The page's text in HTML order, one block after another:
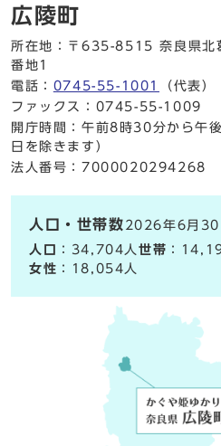
広陵町
所在地：〒635-8515 奈良県北
番地1
電話： 0745-55-1001
（代表）
ファックス：0745-55-1009
開庁時間：午前8時30分から午
日を除きます）
法人番号：7000020294268
人口・世帯数 2026年6月30
人口
：34,704人世帯 ：
女性 ：18,054人